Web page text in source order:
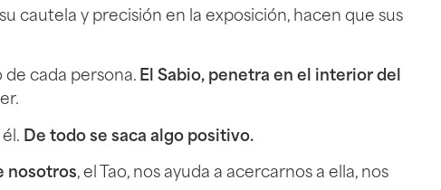
cautela y precisión en la exposición, hacen que sus
cada persona. El Sabio, penetra en el interior del
De todo se saca algo positivo.
nosotros, el Tao, nos ayuda a acercarnos a ella, nos